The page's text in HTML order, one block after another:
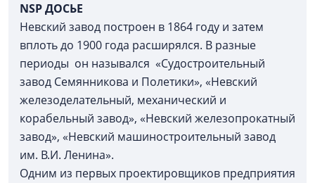
NSP ДОСЬЕ
Невский завод построен в 1864 году и затем
вплоть до 1900 года расширялся. В разные
периоды он назывался «Судостроительный
завод Семянникова и Полетики», «Невский
железоделательный, механический и
корабельный завод», «Невский железопрокатный
завод», «Невский машиностроительный завод
им. В.И. Ленина».
Одним из первых проектировщиков предприятия